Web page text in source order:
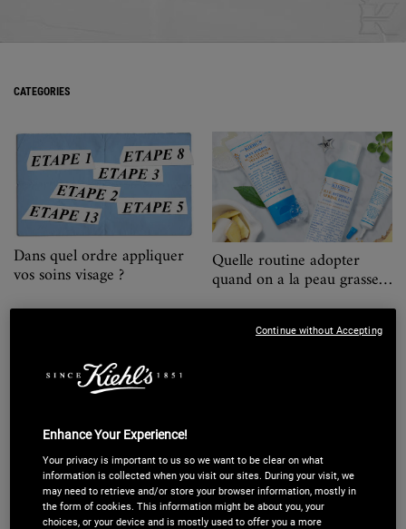
CATEGORIES
Dans quel ordre appliquer
vos soins visage ?
Quelle routine adopter
quand on a la peau grasse à
Conseil d'expert pour une
peau éclatante
Votre routine soin anti-âge
idéale
Enhance Your Experience!
Your privacy is important to us so we want to be clear on what
information is collected when you visit our sites. During your visit, we
may need to retrieve and/or store your browser information, mostly in
the form of cookies. This information might be about you, your
choices, or your device and is mostly used to offer you a more
Continue without Accepting